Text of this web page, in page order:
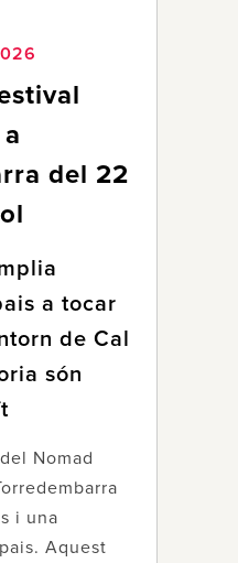
del 22
a tocar
de Cal
són
Nomad
i una
Aquest